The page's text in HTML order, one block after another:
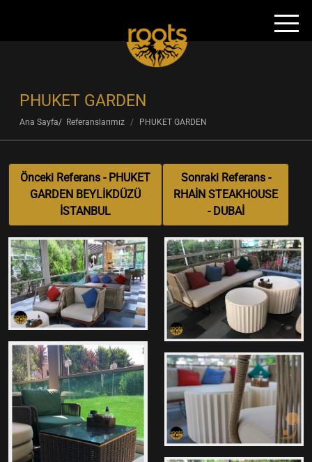
PHUKET GARDEN
Ana Sayfa Referanslarımız PHUKET GARDEN
Önceki Referans - PHUKET
GARDEN BEYLİKDÜZÜ
İSTANBUL
Sonraki Referans -
RHAİN STEAKHOUSE
- DUBAİ